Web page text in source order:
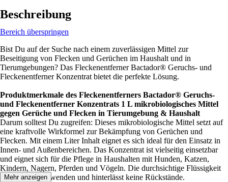
Beschreibung
Bereich überspringen
Bist Du auf der Suche nach einem zuverlässigen Mittel zur
Beseitigung von Flecken und Gerüchen im Haushalt und in
Tierumgebungen? Das Fleckenentferner Bactador® Geruchs- und
Fleckenentferner Konzentrat bietet die perfekte Lösung.
Produktmerkmale des Fleckenentferners Bactador® Geruchs-
und Fleckenentferner Konzentrats 1 L mikrobiologisches Mittel
gegen Gerüche und Flecken in Tierumgebung & Haushalt
Darum solltest Du zugreifen: Dieses mikrobiologische Mittel setzt auf
eine kraftvolle Wirkformel zur Bekämpfung von Gerüchen und
Flecken. Mit einem Liter Inhalt eignet es sich ideal für den Einsatz in
Innen- und Außenbereichen. Das Konzentrat ist vielseitig einsetzbar
und eignet sich für die Pflege in Haushalten mit Hunden, Katzen,
Kindern, Nagern, Pferden und Vögeln. Die durchsichtige Flüssigkeit
ist einfach anzuwenden und hinterlässt keine Rückstände.
Mehr anzeigen